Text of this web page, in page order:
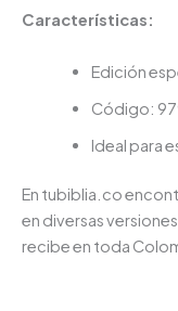
Características:
Edición
Código:
Ideal para
En tubiblia.co
en diversas
recibe en toda